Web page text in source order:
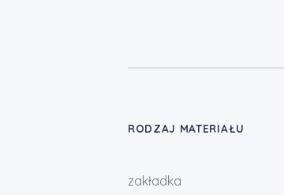
RODZAJ MATERIAŁU
zakładka